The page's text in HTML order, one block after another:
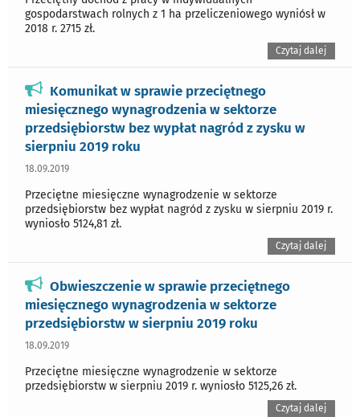
gospodarstwach rolnych z 1 ha przeliczeniowego wyniósł w
2018 r. 2715 zł.
Czytaj dalej
Komunikat w sprawie przeciętnego
miesięcznego wynagrodzenia w sektorze
przedsiębiorstw bez wypłat nagród z zysku w
sierpniu 2019 roku
18.09.2019
Przeciętne miesięczne wynagrodzenie w sektorze
przedsiębiorstw bez wypłat nagród z zysku w sierpniu 2019 r.
wyniosło 5124,81 zł.
Czytaj dalej
Obwieszczenie w sprawie przeciętnego
miesięcznego wynagrodzenia w sektorze
przedsiębiorstw w sierpniu 2019 roku
18.09.2019
Przeciętne miesięczne wynagrodzenie w sektorze
przedsiębiorstw w sierpniu 2019 r. wyniosło 5125,26 zł.
Czytaj dalej